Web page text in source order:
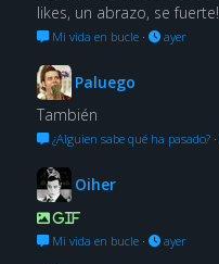
likes, un abrazo, se fuerte!
Mi vida en bucle· ayer
Paluego
También
¿Alguien sabe qué ha pasado?·
Oiher
GIF
Mi vida en bucle· ayer